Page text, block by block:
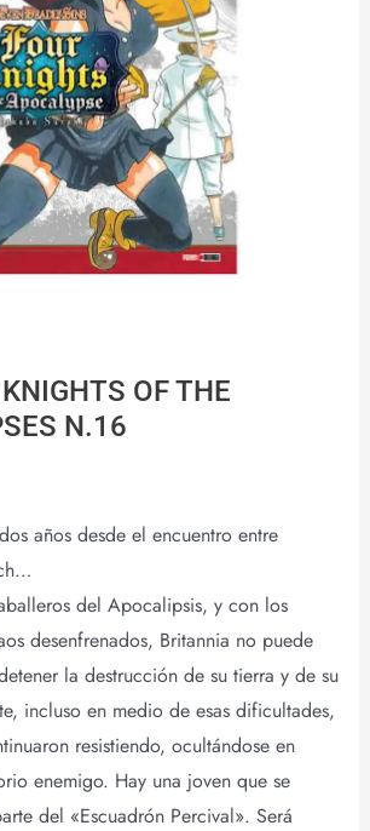
OF THE
N.16
años desde el encuentro entre
del Apocalipsis, y con los
desenfrenados, Britannia no puede
la destrucción de su tierra y de su
incluso en medio de esas dificultades,
resistiendo, ocultándose en
enemigo. Hay una joven que se
del «Escuadrón Percival». Será